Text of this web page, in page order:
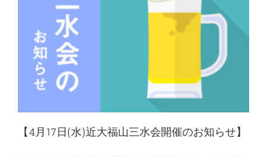
【4月17日(水)近大福山三水会開催のお知らせ】